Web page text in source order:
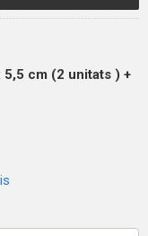
5,5 cm (2 unitats ) +